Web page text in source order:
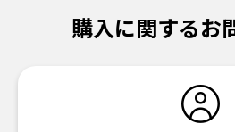
購入に関するお